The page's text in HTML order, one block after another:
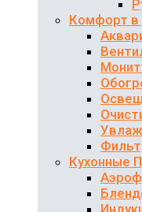
Комфорт в
Кухонные